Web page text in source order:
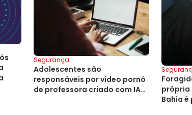
Segurança
Adolescentes são
responsáveis por vídeo pornô
de professora criado com IA
própria
Bahia é